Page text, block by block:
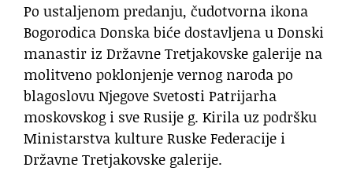
Po ustaljenom predanju, čudotvorna ikona
Bogorodica Donska biće dostavljena u Donski
manastir iz Državne Tretjakovske galerije na
molitveno poklonjenje vernog naroda po
blagoslovu Njegove Svetosti Patrijarha
moskovskog i sve Rusije g. Kirila uz podršku
Ministarstva kulture Ruske Federacije i
Državne Tretjakovske galerije.